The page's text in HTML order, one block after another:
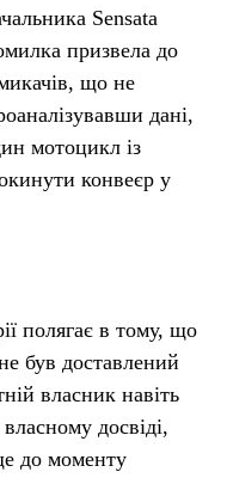
Sensata
призвела до
що не
дані,
мотоцикл із
конвеєр у
полягає в тому, що
був доставлений
власник навіть
досвіді,
до моменту